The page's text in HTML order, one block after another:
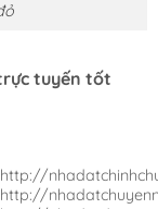
tuyến tốt
http://
http://